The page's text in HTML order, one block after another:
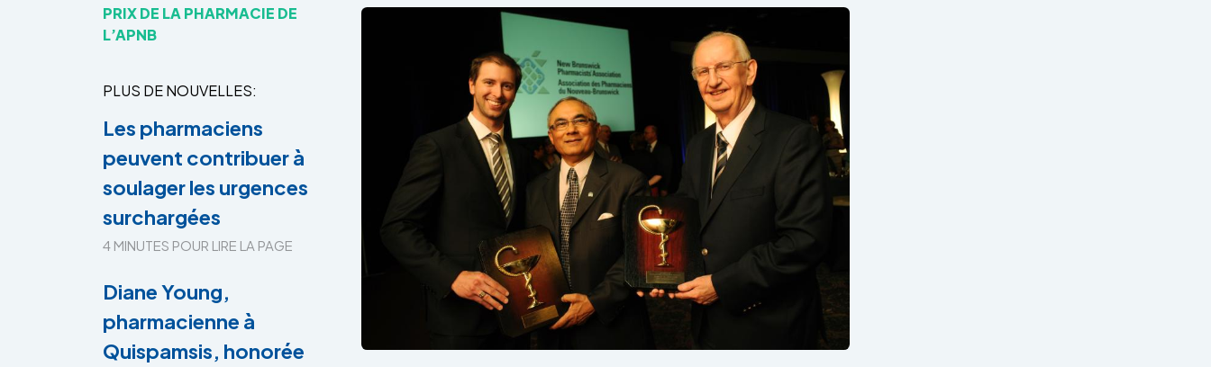
PRIX DE LA PHARMACIE DE
L’APNB
PLUS DE NOUVELLES
Les pharmaciens
peuvent contribuer à
soulager les urgences
surchargées
4 MINUTES POUR LIRE LA PAGE
Diane Young,
pharmacienne à
Quispamsis, honorée